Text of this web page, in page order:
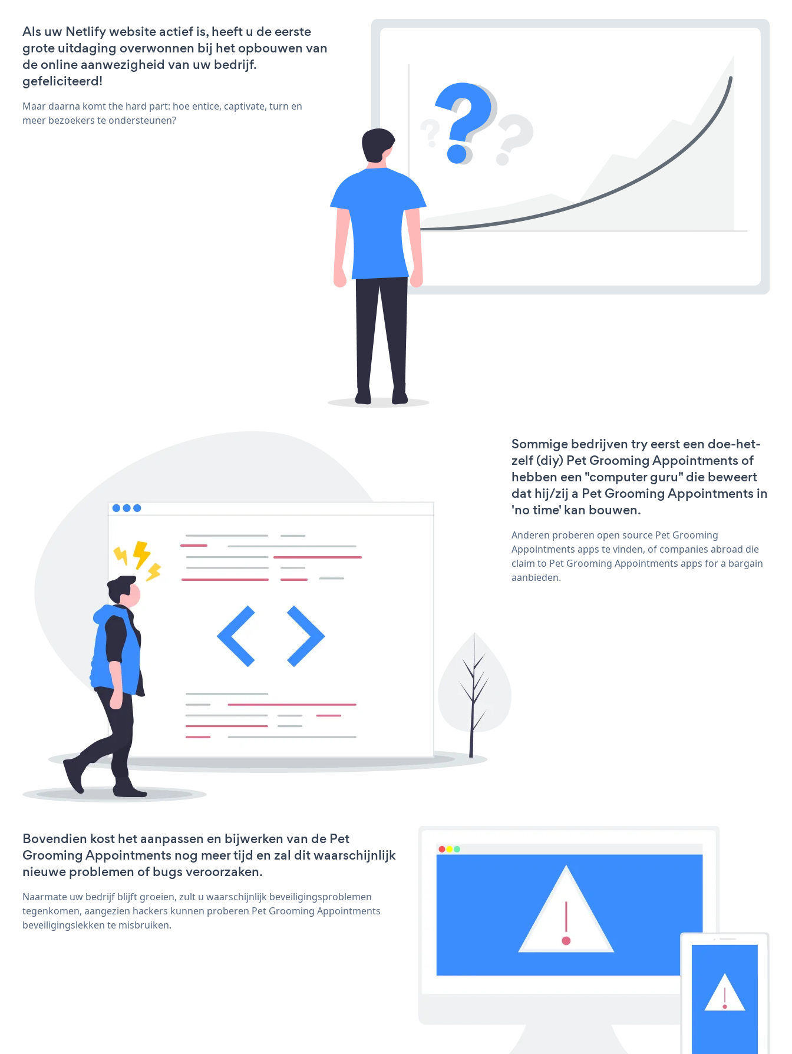
Als uw Netlify website actief is, heeft u de eerste
grote uitdaging overwonnen bij het opbouwen van
de online aanwezigheid van uw bedrijf.
gefeliciteerd!
Maar daarna komt the hard part: hoe entice, captivate, turn en
meer bezoekers te ondersteunen?
Sommige bedrijven try eerst een doe-het-
zelf (diy) Pet Grooming Appointments of
hebben een "computer guru" die beweert
dat hij/zij a Pet Grooming Appointments in
'no time' kan bouwen.
Anderen proberen open source Pet Grooming
Appointments apps te vinden, of companies abroad die
claim to Pet Grooming Appointments apps for a bargain
aanbieden.
Bovendien kost het aanpassen en bijwerken van de Pet
Grooming Appointments nog meer tijd en zal dit waarschijnlijk
nieuwe problemen of bugs veroorzaken.
Naarmate uw bedrijf blijft groeien, zult u waarschijnlijk beveiligingsproblemen
tegenkomen, aangezien hackers kunnen proberen Pet Grooming Appointments
beveiligingslekken te misbruiken.